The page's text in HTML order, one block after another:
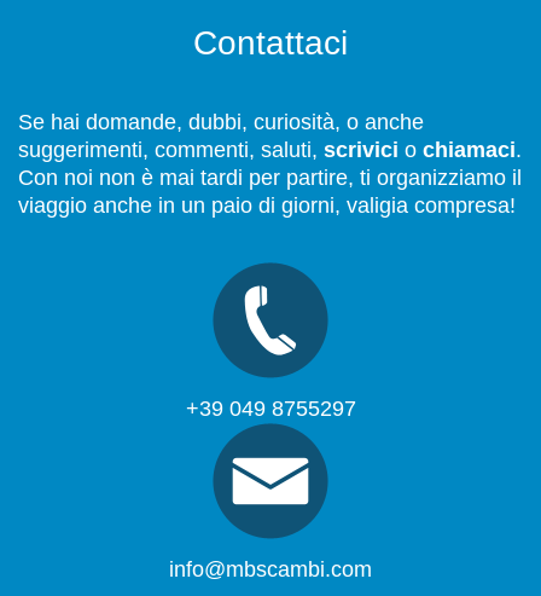
Contattaci
Se hai domande, dubbi, curiosità, o anche
suggerimenti, commenti, saluti, scrivici o chiamaci.
Con noi non è mai tardi per partire, ti organizziamo il
viaggio anche in un paio di giorni, valigia compresa!
+39 049 8755297
info@mbscambi.com